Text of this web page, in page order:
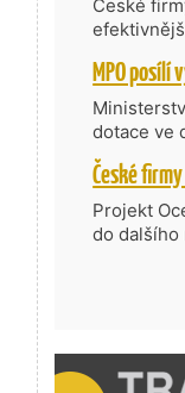
České
nabídne
zahraniční
dotace ve
Transfer,
Částkou
umělé
do
Projekt
do dalšího
prosazují
nejen
příběh.